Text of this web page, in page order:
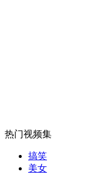
女孩北京地铁殴
热门视频集
搞笑
美女